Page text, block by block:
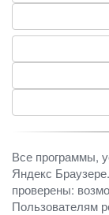
Все программы,
Яндекс
проверены:
Пользователям